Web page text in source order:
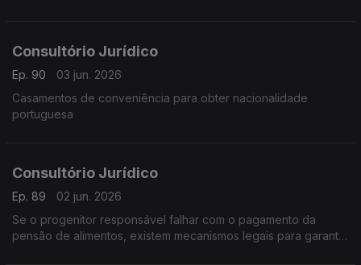
Consultório Jurídico
Ep. 90
03 jun. 2026
Casamentos de conveniência para obter nacionalidade
portuguesa
Consultório Jurídico
Ep. 89
02 jun. 2026
Se o progenitor responsável falhar com o pagamento da
pensão de alimentos, existem mecanismos legais para garantir